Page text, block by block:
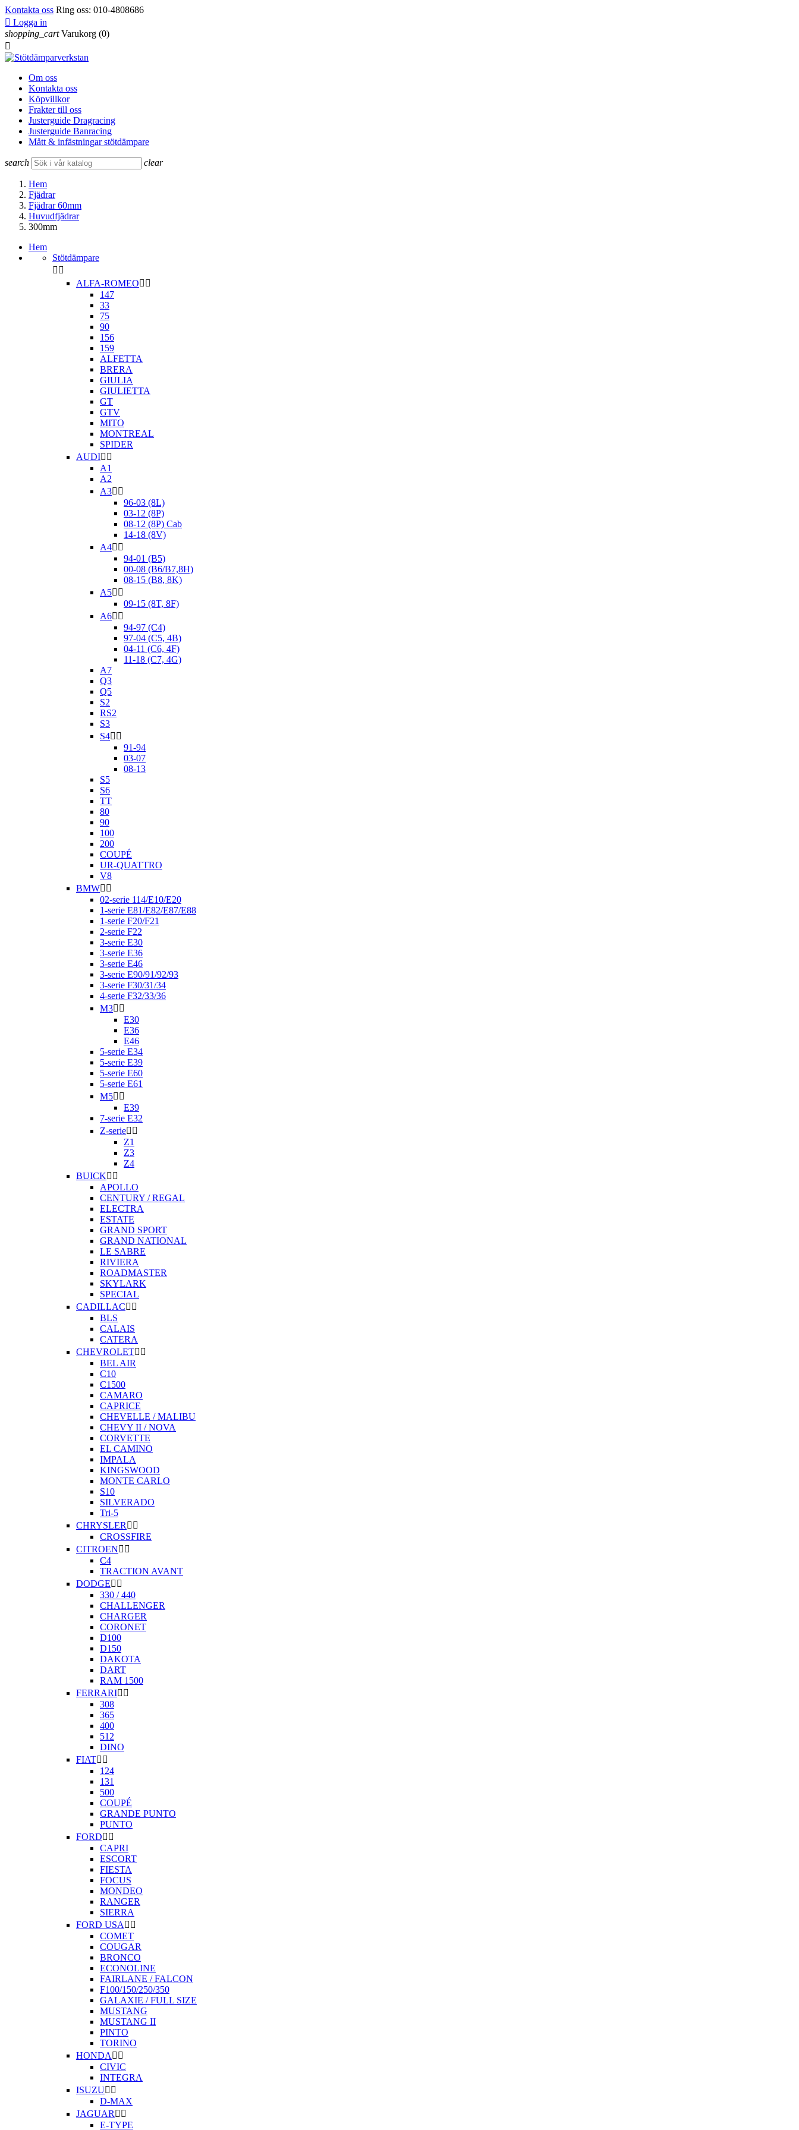
Kontakta oss Ring oss: 010-4808686
 Logga in
shopping_cart Varukorg (0)

Om oss
Kontakta oss
Köpvillkor
Frakter till oss
Justerguide Dragracing
Justerguide Banracing
Mått & infästningar stötdämpare
search clear
Hem
Fjädrar
Fjädrar 60mm
Huvudfjädrar
300mm
Hem
Stötdämpare
 
ALFA-ROMEO 
147
33
75
90
156
159
ALFETTA
BRERA
GIULIA
GIULIETTA
GT
GTV
MITO
MONTREAL
SPIDER
AUDI 
A1
A2
A3 
96-03 (8L)
03-12 (8P)
08-12 (8P) Cab
14-18 (8V)
A4 
94-01 (B5)
00-08 (B6/B7,8H)
08-15 (B8, 8K)
A5 
09-15 (8T, 8F)
A6 
94-97 (C4)
97-04 (C5, 4B)
04-11 (C6, 4F)
11-18 (C7, 4G)
A7
Q3
Q5
S2
RS2
S3
S4 
91-94
03-07
08-13
S5
S6
TT
80
90
100
200
COUPÉ
UR-QUATTRO
V8
BMW 
02-serie 114/E10/E20
1-serie E81/E82/E87/E88
1-serie F20/F21
2-serie F22
3-serie E30
3-serie E36
3-serie E46
3-serie E90/91/92/93
3-serie F30/31/34
4-serie F32/33/36
M3 
E30
E36
E46
5-serie E34
5-serie E39
5-serie E60
5-serie E61
M5 
E39
7-serie E32
Z-serie 
Z1
Z3
Z4
BUICK 
APOLLO
CENTURY / REGAL
ELECTRA
ESTATE
GRAND SPORT
GRAND NATIONAL
LE SABRE
RIVIERA
ROADMASTER
SKYLARK
SPECIAL
CADILLAC 
BLS
CALAIS
CATERA
CHEVROLET 
BEL AIR
C10
C1500
CAMARO
CAPRICE
CHEVELLE / MALIBU
CHEVY II / NOVA
CORVETTE
EL CAMINO
IMPALA
KINGSWOOD
MONTE CARLO
S10
SILVERADO
Tri-5
CHRYSLER  
CROSSFIRE
CITROEN 
C4
TRACTION AVANT
DODGE 
330 / 440
CHALLENGER
CHARGER
CORONET
D100
D150
DAKOTA
DART
RAM 1500
FERRARI 
308
365
400
512
DINO
FIAT 
124
131
500
COUPÉ
GRANDE PUNTO
PUNTO
FORD 
CAPRI
ESCORT
FIESTA
FOCUS
MONDEO
RANGER
SIERRA
FORD USA  
COMET
COUGAR
BRONCO
ECONOLINE
FAIRLANE / FALCON
F100/150/250/350
GALAXIE / FULL SIZE
MUSTANG
MUSTANG II
PINTO
TORINO
HONDA  
CIVIC
INTEGRA
ISUZU 
D-MAX
JAGUAR  
E-TYPE